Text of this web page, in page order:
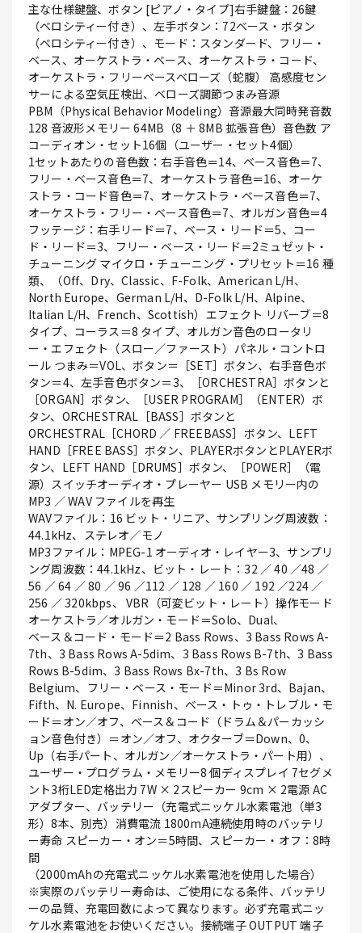
主な仕様鍵盤、ボタン [ピアノ・タイプ]右手鍵盤：26鍵
（ベロシティー付き）、左手ボタン：72ベース・ボタン
（ベロシティー付き）、モード：スタンダード、フリー・
ベース、オーケストラ・ベース、オーケストラ・コード、
オーケストラ・フリーベースベローズ（蛇腹） 高感度セン
サーによる空気圧検出、ベローズ調節つまみ音源
PBM（Physical Behavior Modeling）音源最大同時発音数
128 音波形メモリー 64MB（8 ＋ 8MB 拡張音色）音色数 ア
コーディオン・セット16個（ユーザー・セット4個）
1セットあたりの音色数：右手音色＝14、ベース音色＝7、
フリー・ベース音色＝7、オーケストラ音色＝16、オーケ
ストラ・コード音色＝7、オーケストラ・ベース音色＝7、
オーケストラ・フリー・ベース音色＝7、オルガン音色＝4
フッテージ：右手リード＝7、ベース・リード＝5、コー
ド・リード＝3、フリー・ベース・リード＝2ミュゼット・
チューニング マイクロ・チューニング・プリセット＝16 種
類、（Off、Dry、Classic、F-Folk、American L/H、
North Europe、German L/H、D-Folk L/H、Alpine、
Italian L/H、French、Scottish）エフェクト リバーブ＝8
タイプ、コーラス＝8 タイプ、オルガン音色のロータリ
ー・エフェクト（スロー／ファースト）パネル・コントロ
ール つまみ＝VOL、ボタン＝［SET］ボタン、右手音色ボ
タン＝4、左手音色ボタン＝3、［ORCHESTRA］ボタンと
［ORGAN］ボタン、［USER PROGRAM］（ENTER）ボ
タン、ORCHESTRAL［BASS］ボタンと
ORCHESTRAL［CHORD ／ FREEBASS］ボタン、LEFT
HAND［FREE BASS］ボタン、PLAYERボタンとPLAYERボ
タン、LEFT HAND［DRUMS］ボタン、［POWER］（電
源）スイッチオーディオ・プレーヤー USB メモリー内の
MP3 ／ WAV ファイルを再生
WAVファイル：16 ビット・リニア、サンプリング周波数：
44.1kHz、ステレオ／モノ
MP3ファイル：MPEG-1 オーディオ・レイヤー3、サンプリ
ング周波数：44.1kHz、ビット・レート：32 ／ 40 ／48 ／
56 ／ 64 ／ 80 ／ 96 ／112 ／ 128 ／ 160 ／ 192 ／224 ／
256 ／ 320kbps、 VBR（可変ビット・レート）操作モード
オーケストラ／オルガン・モード＝Solo、Dual、
ベース＆コード・モード＝2 Bass Rows、3 Bass Rows A-
7th、3 Bass Rows A-5dim、3 Bass Rows B-7th、3 Bass
Rows B-5dim、3 Bass Rows Bx-7th、3 Bs Row
Belgium、フリー・ベース・モード＝Minor 3rd、Bajan、
Fifth、N. Europe、Finnish、ベース・トゥ・トレブル・モ
ード＝オン／オフ、ベース＆コード（ドラム＆パーカッシ
ョン音色付き）＝オン／オフ、オクターブ＝Down、0、
Up（右手パート、オルガン／オーケストラ・パート用）、
ユーザー・プログラム・メモリー8 個ディスプレイ 7セグメ
ント3桁LED定格出力 7W × 2スピーカー 9cm × 2電源 AC
アダプター、バッテリー（充電式ニッケル水素電池（単3
形）8本、別売）消費電流 1800mA連続使用時のバッテリ
ー寿命 スピーカー・オン＝5時間、スピーカー・オフ：8時
間
（2000mAhの充電式ニッケル水素電池を使用した場合）
※実際のバッテリー寿命は、ご使用になる条件、バッテリ
ーの品質、充電回数によって異なります。必ず充電式ニッ
ケル水素電池をお使いください。接続端子 OUTPUT 端子